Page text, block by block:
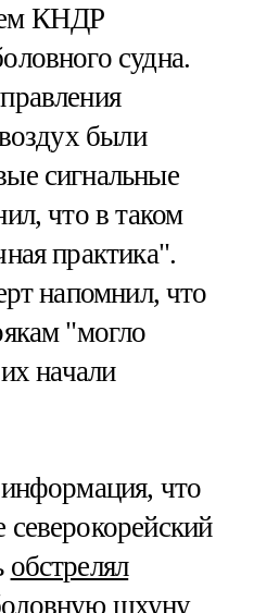
КНДР
судна.
были
сигнальные
что в таком
практика".
напомнил, что
"могло
начали
что
обстрелял
шхуну